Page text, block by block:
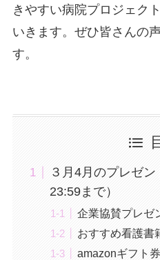
きやすい病院プロジェク
いきます。ぜひ皆さんの
す。
３月4月のプレゼ
23:59まで）
企業協賛プレゼ
おすすめ看護
amazonギフ